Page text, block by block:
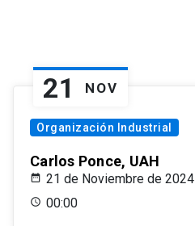
21 NOV
Organización Industrial
Carlos Ponce, UAH
21 de Noviembre de 2024
00:00